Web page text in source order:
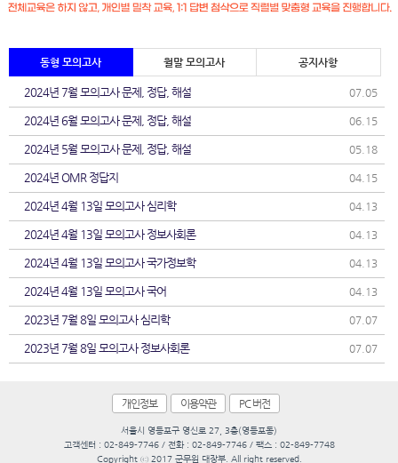
동형 모의고사 월말 모의고사 공지사항
2024년 7월 모의고사 문제, 정답, 해설 07.05
2024년 6월 모의고사 문제, 정답, 해설 06.15
2024년 5월 모의고사 문제, 정답, 해설 05.18
2024년 OMR 정답지 04.15
2024년 4월 13일 모의고사 심리학 04.13
2024년 4월 13일 모의고사 정보사회론 04.13
2024년 4월 13일 모의고사 국가정보학 04.13
2024년 4월 13일 모의고사 국어 04.13
2023년 7월 8일 모의고사 심리학 07.07
2023년 7월 8일 모의고사 정보사회론 07.07
개인정보 이용약관 PC 버전
서울시 영등포구 영신로 27, 3층(영등포동)
고객센터 : 02-849-7746 / 전화 : 02-849-7746 / 팩스 : 02-849-7748
Copyright ⓒ 2017 군무원 대장부. All right reserved.